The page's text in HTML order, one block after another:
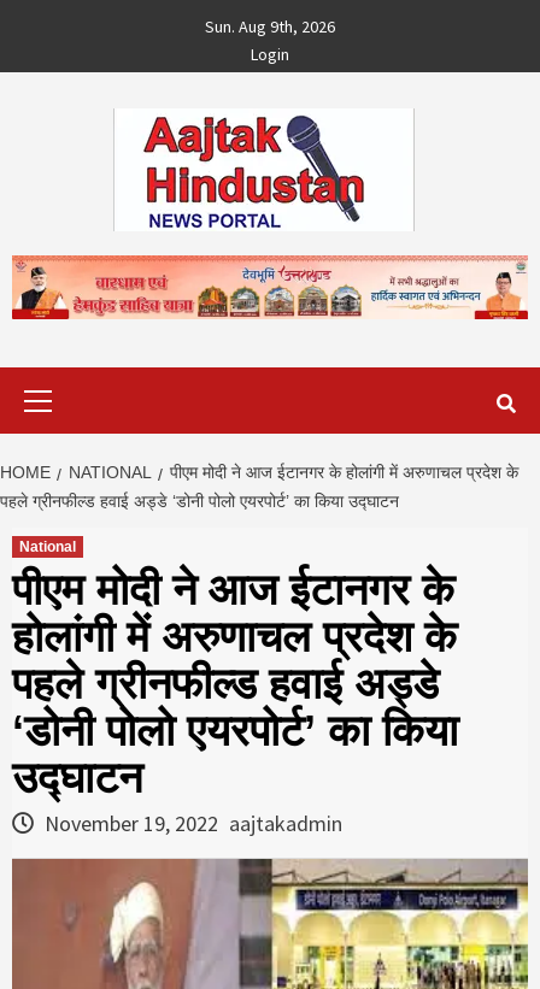
content
Sun. Aug 9th, 2026
Login
HOME NATIONAL
पीएम मोदी ने आज ईटानगर के होलांगी में अरुणाचल प्रदेश के
पहले ग्रीनफील्ड हवाई अड्डे ‘डोनी पोलो एयरपोर्ट’ का किया उद्घाटन
National
पीएम मोदी ने आज ईटानगर के
होलांगी में अरुणाचल प्रदेश के
पहले ग्रीनफील्ड हवाई अड्डे
‘डोनी पोलो एयरपोर्ट’ का किया
उद्घाटन
November 19, 2022 aajtakadmin